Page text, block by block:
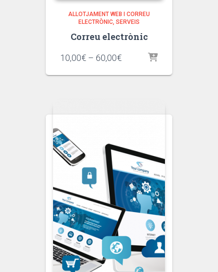
ALLOTJAMENT WEB I CORREU
ELECTRÒNIC SERVEIS
Correu electrònic
10,00€ – 60,00€Interval
preus: